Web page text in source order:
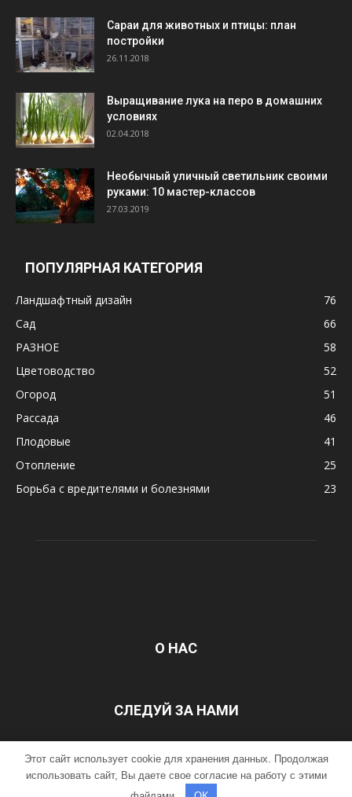
Cараи для животных и птицы: план
постройки
26.11.2018
Выращивание лука на перо в домашних
условиях
02.04.2018
Необычный уличный светильник своими
руками: 10 мастер-классов
27.03.2019
ПОПУЛЯРНАЯ КАТЕГОРИЯ
Ландшафтный дизайн
76
Сад
66
РАЗНОЕ
58
Цветоводство
52
Огород
51
Рассада
46
Плодовые
41
Отопление
25
Борьба с вредителями и болезнями
23
О НАС
СЛЕДУЙ ЗА НАМИ
ГЛАВНАЯ Контакты
Этот сайт использует cookie для хранения данных. Продолжая
использовать сайт, Вы даете свое согласие на работу с этими